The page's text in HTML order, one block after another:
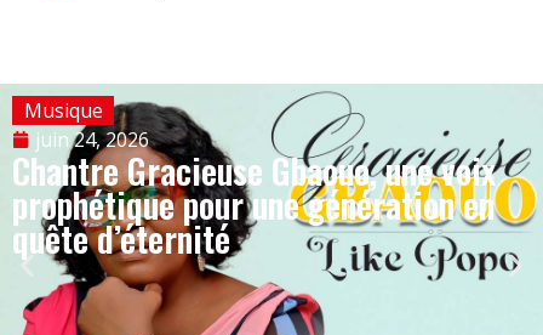
Musique
juin 24, 2026
Chantre Gracieuse Gbaouo, une voix
prophétique pour une génération en
quête d’éternité